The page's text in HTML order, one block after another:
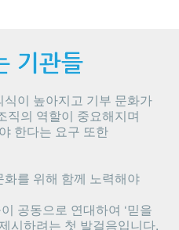
이 높아지고 기부 문화가
직의 역할이 중요해지며
한다는 요구 또한
를 위해 함께 노력해야
공동으로 연대하여 ‘믿을
시하려는 첫 발걸음입니다.